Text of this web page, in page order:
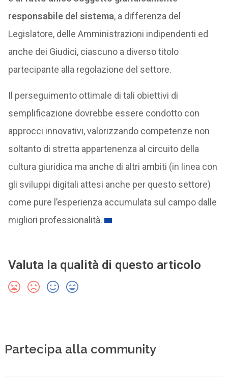
responsabile del sistema, a differenza del
Legislatore, delle Amministrazioni indipendenti ed
anche dei Giudici, ciascuno a diverso titolo
partecipante alla regolazione del settore.
Il perseguimento ottimale di tali obiettivi di
semplificazione dovrebbe essere condotto con
approcci innovativi, valorizzando competenze non
soltanto di stretta appartenenza al circuito della
cultura giuridica ma anche di altri ambiti (in linea con
gli sviluppi digitali attesi anche per questo settore)
come pure l’esperienza accumulata sul campo dalle
migliori professionalità.
Valuta la qualità di questo articolo
Partecipa alla community